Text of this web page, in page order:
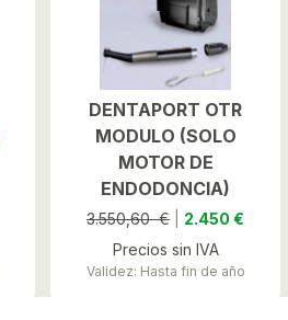
DENTAPORT OTR
MODULO (SOLO
MOTOR DE
ENDODONCIA)
3.550,60 €
2.450 €
Precios sin IVA
Validez: Hasta fin de año